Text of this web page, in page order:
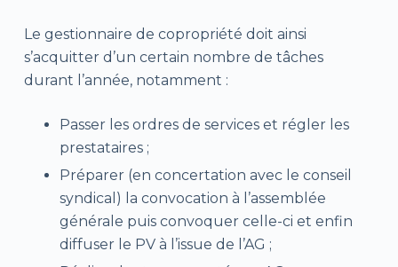
Le gestionnaire de copropriété doit ainsi
s’acquitter d’un certain nombre de tâches
durant l’année, notamment :
Passer les ordres de services et régler les
prestataires ;
Préparer (en concertation avec le conseil
syndical) la convocation à l’assemblée
générale puis convoquer celle-ci et enfin
diffuser le PV à l’issue de l’AG ;